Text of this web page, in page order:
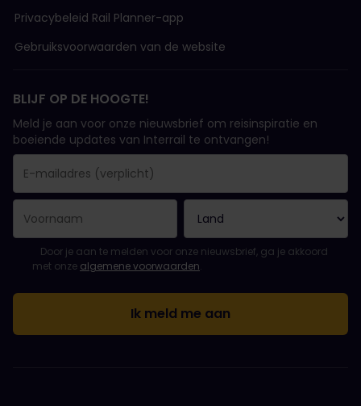
Privacybeleid Rail Planner-app
Gebruiksvoorwaarden van de website
BLIJF OP DE HOOGTE!
Meld je aan voor onze nieuwsbrief om reisinspiratie en
boeiende updates van Interrail te ontvangen!
Je inschrijving is gelukt..
E-mailadres is een verplicht veld!
E-mailadres is ongeldig!
Fout bij het abonneren op de nieuwsbrief. Probeer het later
Je hebt je al geabonneerd op deze nieuwsbrief!
Ga akkoord met de algemene voorwaarden om je in te
Door je aan te melden voor onze nieuwsbrief, ga je akkoord
met onze algemene voorwaarden.